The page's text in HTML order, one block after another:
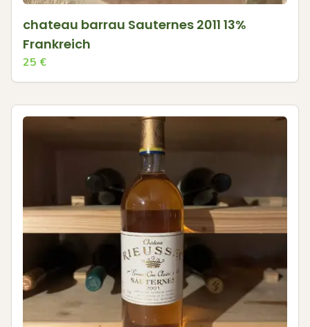
chateau barrau Sauternes 2011 13%
Frankreich
25 €